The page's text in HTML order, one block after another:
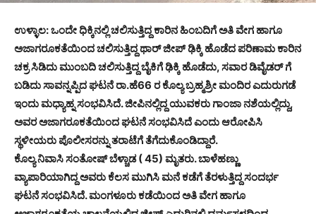
ಉಳ್ಳಾಲ: ಒಂದೇ ಧಿಕ್ಕಿನಲ್ಲಿ ಚಲಿಸುತ್ತಿದ್ದ ಕಾರಿನ ಹಿಂಬದಿಗೆ ಅತಿ ವೇಗ ಹಾಗೂ
ಅಜಾಗರೂಕತೆಯಿಂದ ಚಲಿಸುತ್ತಿದ್ದ ಥಾರ್ ಜೀಪ್ ಢಿಕ್ಕಿ ಹೊಡೆದ ಪರಿಣಾಮ ಕಾರಿನ
ಚಕ್ರ ಸಿಡಿದು ಮುಂಬದಿ ಚಲಿಸುತ್ತಿದ್ದ ಬೈಕಿಗೆ ಢಿಕ್ಕಿ ಹೊಡೆದು, ಸವಾರ ಡಿವೈಡರ್ ಗೆ
ಬಡಿದು ಸಾವನ್ನಪ್ಪಿದ ಘಟನೆ ರಾ.ಹೆ66 ರ ಕೊಲ್ಯ ಬ್ರಹ್ಮಶ್ರೀ ಮಂದಿರ ಎದುರುಗಡೆ
ಇಂದು ಮಧ್ಯಾಹ್ನ ಸಂಭವಿಸಿದೆ. ಜೀಪಿನಲ್ಲಿದ್ದ ಯುವಕರು ಗಾಂಜಾ ನಶೆಯಲ್ಲಿದ್ದು,
ಅವರ ಅಜಾಗರೂಕತೆಯಿಂದ ಘಟನೆ ಸಂಭವಿಸಿದೆ ಎಂದು ಆರೋಪಿಸಿ
ಸ್ಥಳೀಯರು ಪೊಲೀಸರನ್ನು ತರಾಟೆಗೆ ತೆಗೆದುಕೊಂಡಿದ್ದಾರೆ.
ಕೊಲ್ಯ ನಿವಾಸಿ ಸಂತೋಷ್ ಬೆಳ್ಚಾಡ ( 45) ಮೃತರು. ಬಾಳೆಹಣ್ಣು
ವ್ಯಾಪಾರಿಯಾಗಿದ್ದ ಅವರು ಕೆಲಸ ಮುಗಿಸಿ ಮನೆ ಕಡೆಗೆ ತೆರಳುತ್ತಿದ್ದ ಸಂದರ್ಭ
ಘಟನೆ ಸಂಭವಿಸಿದೆ. ಮಂಗಳೂರು ಕಡೆಯಿಂದ ಅತಿ ವೇಗ ಹಾಗೂ